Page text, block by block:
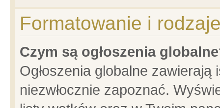
Formatowanie i
Czym są ogłoszenia
Ogłoszenia globalne
niezwłocznie zapoznać.